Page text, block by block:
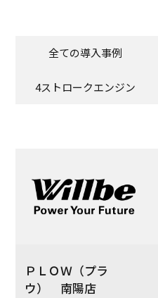
全ての導入事例
4ストロークエンジン
ＰＬＯＷ（プラ
ウ） 南陽店